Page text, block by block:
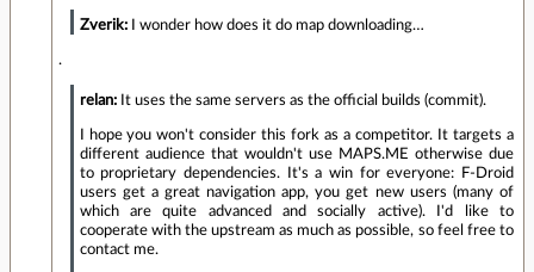
Zverik:I wonder how does it do map downloading…
.
relan:It uses the same servers as the official builds (commit).
I hope you won't consider this fork as a competitor. It targets a
different audience that wouldn't use MAPS.ME otherwise due
to proprietary dependencies. It's a win for everyone: F-Droid
users get a great navigation app, you get new users (many of
which are quite advanced and socially active). I'd like to
cooperate with the upstream as much as possible, so feel free to
contact me.